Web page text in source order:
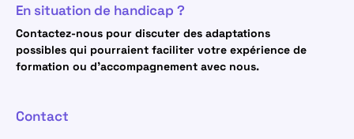
En situation de handicap ?
Contactez-nous pour discuter des adaptations
possibles qui pourraient faciliter votre expérience de
formation ou d’accompagnement avec nous.
Contact